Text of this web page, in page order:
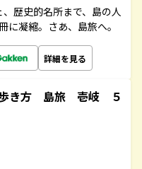
歴史的名所まで、島の人
に凝縮。さあ、島旅へ。
詳細を見る
き方 島旅 壱岐 ５